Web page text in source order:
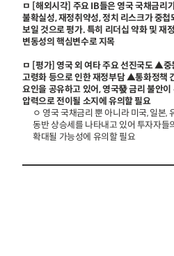
ㅁ [해외시각] 주요 IB들은 영국 국채금리
불확실성, 재정취약성, 정치 리스크가 중
보일 것으로 평가. 특히 리더십 약화 및 재
변동성의 핵심변수로 지목
ㅁ [평가] 영국 외 여타 주요 선진국도 ▲
고령화 등으로 인한 재정부담 ▲통화정책
요인을 공유하고 있어, 영국發 금리 불안
압력으로 전이될 소지에 유의할 필요
ㅇ 영국 국채금리 뿐 아니라 미국, 일본,
동반 상승세를 나타내고 있어 투자자들
확대될 가능성에 유의할 필요